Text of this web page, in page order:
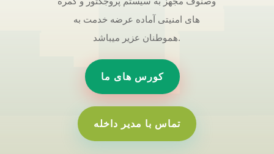
های امنیتی آماده عرضه خدمت به
هموطنان عزیر میباشد.
کورس های ما
تماس با مدیر داخله